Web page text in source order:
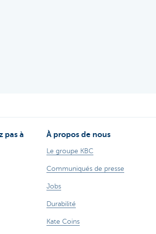
pas à
À propos de nous
Le groupe KBC
Communiqués de presse
Jobs
Durabilité
Kate Coins